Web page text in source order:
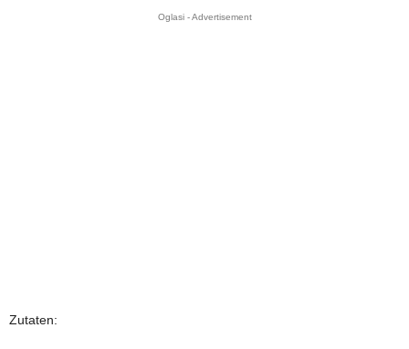
Oglasi - Advertisement
Zutaten: